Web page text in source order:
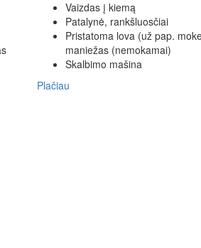
Vaizdas į kiemą
Patalynė, rankšluosčiai
Pristatoma lova (už pap.
maniežas (nemokamai)
Skalbimo mašina
Plačiau